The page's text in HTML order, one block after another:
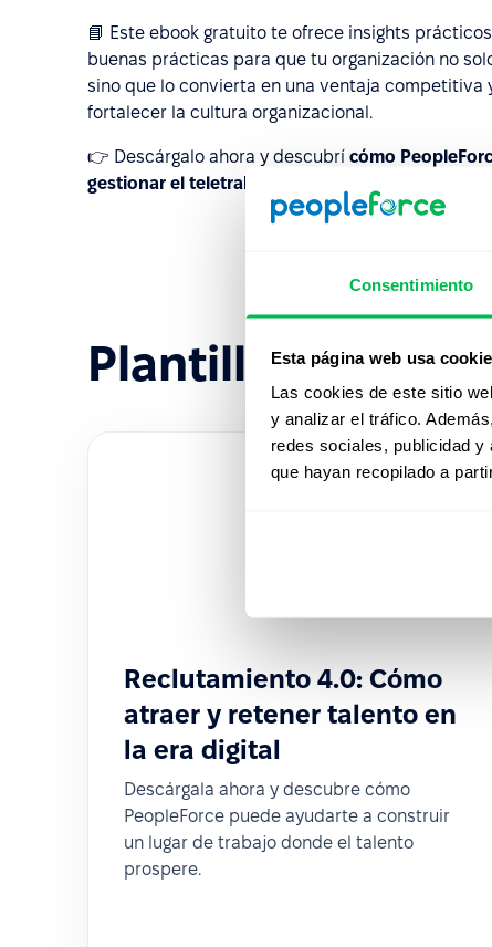
Consentimiento
Esta página web usa
Las cookies de este sitio
y analizar el tráfico.
redes sociales, publicidad
que hayan recopilado a
📘 Este ebook gratuito te ofrece insights
buenas prácticas para que tu organización no
sino que lo convierta en una ventaja competitiva
fortalecer la cultura organizacional.
👉 Descárgalo ahora y descubrí cómo
gestionar el teletrabajo
Plantillas
Reclutamiento 4.0: Cómo
atraer y retener talento en
la era digital
Descárgala ahora y descubre cómo
PeopleForce puede ayudarte a construir
un lugar de trabajo donde el talento
prospere.